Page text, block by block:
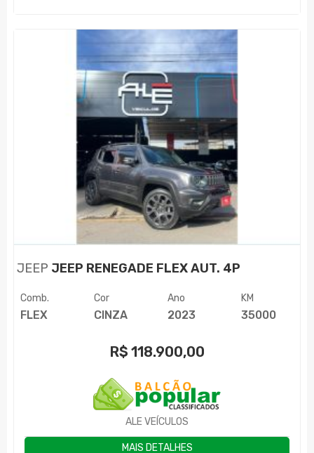
JEEP JEEP RENEGADE FLEX AUT. 4P
Comb.
FLEX
Cor
CINZA
Ano
2023
KM
35000
R$ 118.900,00
ALE VEÍCULOS
MAIS DETALHES